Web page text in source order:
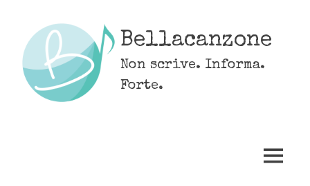
content
Bellacanzone
Non scrive. Informa.
Forte.
MENU